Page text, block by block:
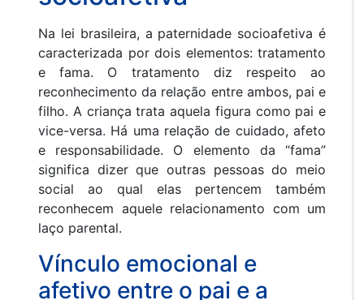
Na lei brasileira, a paternidade socioafetiva é
caracterizada por dois elementos: tratamento
e fama. O tratamento diz respeito ao
reconhecimento da relação entre ambos, pai e
filho. A criança trata aquela figura como pai e
vice-versa. Há uma relação de cuidado, afeto
e responsabilidade. O elemento da “fama”
significa dizer que outras pessoas do meio
social ao qual elas pertencem também
reconhecem aquele relacionamento com um
laço parental.
Vínculo emocional e
afetivo entre o pai e a